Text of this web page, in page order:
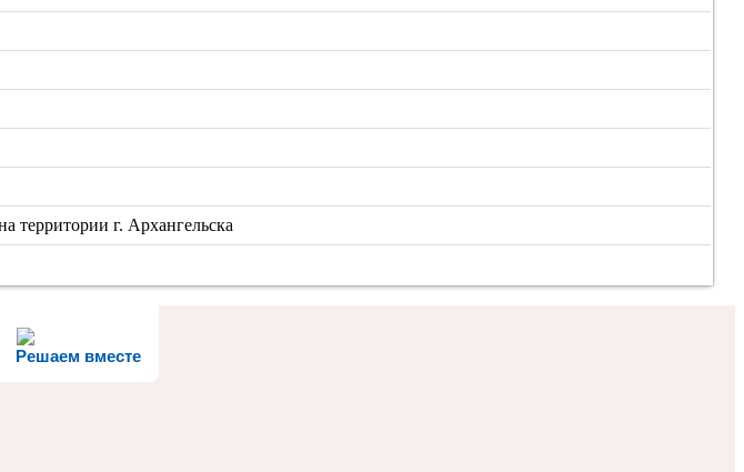
территории г. Архангельска
Решаем вместе